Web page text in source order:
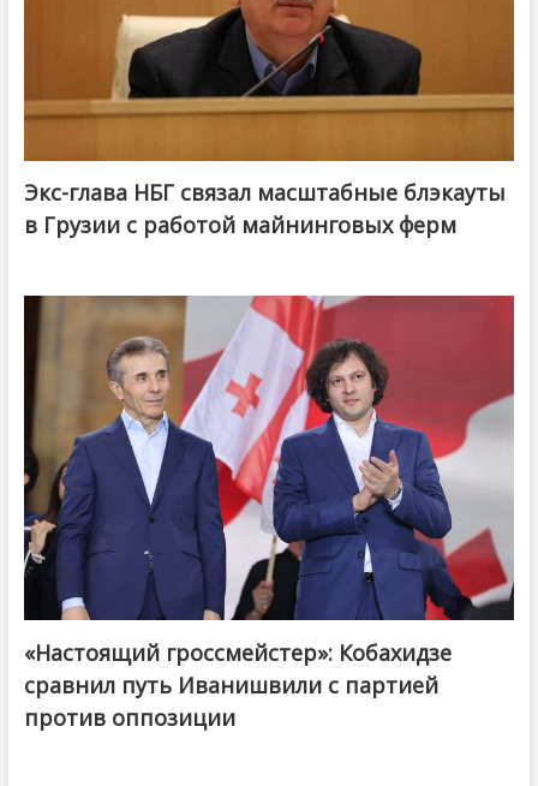
Экс-глава НБГ связал масштабные блэкауты
в Грузии с работой майнинговых ферм
@ქართული ოცნება / Georgian Dream
«Настоящий гроссмейстер»: Кобахидзе
сравнил путь Иванишвили с партией
против оппозиции